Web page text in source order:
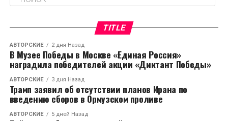
Банк «Югра» усилит присутствие в Северо-Западном
федеральном округе
НЕ ПРОПУСТИТЕ
В Муроме женщина похитила иконы на 700 тысяч
рублей
TITLE
АВТОРСКИЕ 2 дня Назад
В Музее Победы в Москве «Единая Россия»
наградила победителей акции «Диктант Победы»
АВТОРСКИЕ 3 дня Назад
Трамп заявил об отсутствии планов Ирана по
введению сборов в Ормузском проливе
АВТОРСКИЕ 5 дней Назад